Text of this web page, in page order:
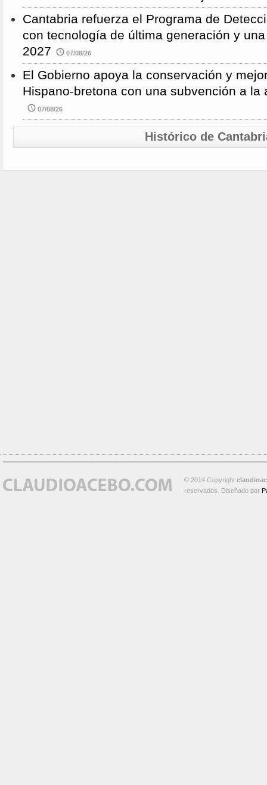
Cantabria refuerza el Programa de
con tecnología de última generación y
2027
07/08/26
El Gobierno apoya la conservación y
Hispano-bretona con una subvención a la
07/08/26
Histórico de
© 2014 Copyright
reservados. Diseñado por